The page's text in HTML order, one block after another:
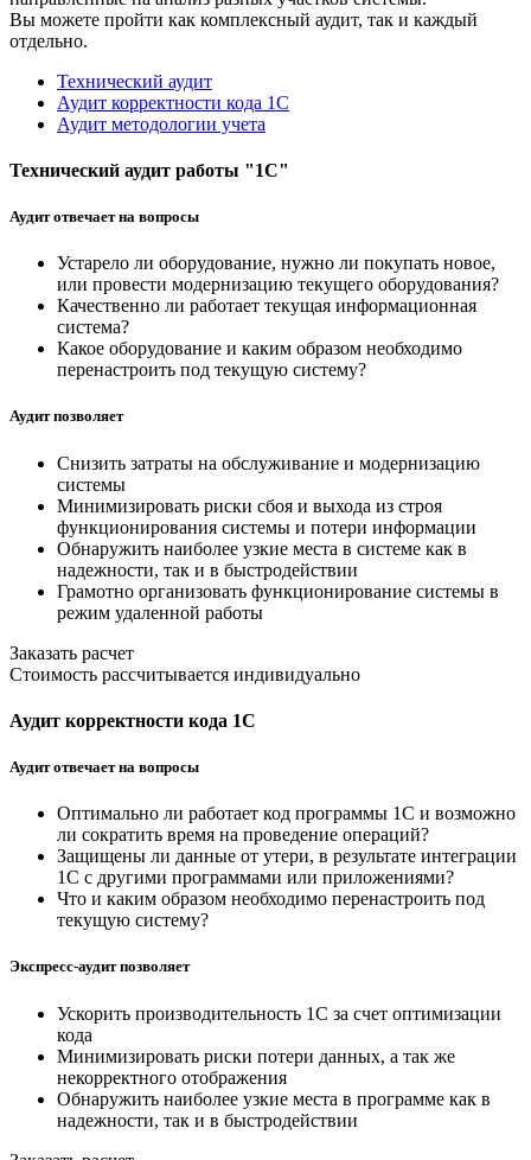
Вы можете пройти как комплексный аудит, так и каждый
отдельно.
Технический аудит
Аудит корректности кода 1C
Аудит методологии учета
Технический аудит работы "1С"
Аудит отвечает на вопросы
Устарело ли оборудование, нужно ли покупать новое,
или провести модернизацию текущего оборудования?
Качественно ли работает текущая информационная
система?
Какое оборудование и каким образом необходимо
перенастроить под текущую систему?
Аудит позволяет
Снизить затраты на обслуживание и модернизацию
системы
Минимизировать риски сбоя и выхода из строя
функционирования системы и потери информации
Обнаружить наиболее узкие места в системе как в
надежности, так и в быстродействии
Грамотно организовать функционирование системы в
режим удаленной работы
Заказать расчет
Стоимость рассчитывается индивидуально
Аудит корректности кода 1С
Аудит отвечает на вопросы
Оптимально ли работает код программы 1С и возможно
ли сократить время на проведение операций?
Защищены ли данные от утери, в результате интеграции
1С с другими программами или приложениями?
Что и каким образом необходимо перенастроить под
текущую систему?
Экспресс-аудит позволяет
Ускорить производительность 1С за счет оптимизации
кода
Минимизировать риски потери данных, а так же
некорректного отображения
Обнаружить наиболее узкие места в программе как в
надежности, так и в быстродействии